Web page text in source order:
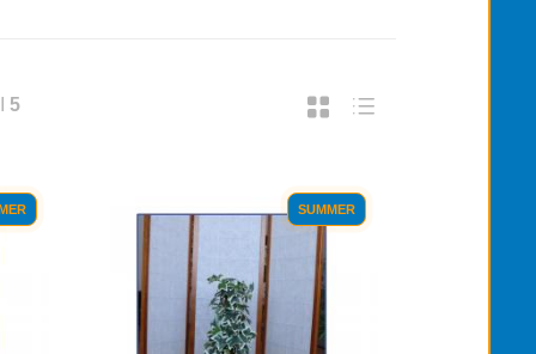
5
SUMMER